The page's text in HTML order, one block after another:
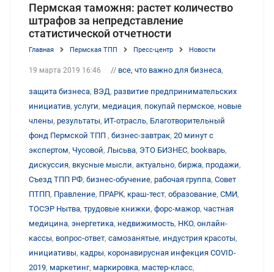
Пермская таможня: растет количество
штрафов за непредставление
статистической отчетности
Главная Пермская ТПП Пресс-центр Новости
19 марта 2019 16:46 // все, что важно для бизнеса,
защита бизнеса, ВЭД, развитие предпринимательских
инициатив, услуги, медиация, покупай пермское, новые
члены, результаты, ИТ-отрасль, Благотворительный
фонд Пермской ТПП , бизнес-завтрак, 20 минут с
экспертом, Чусовой, Лысьва, ЭТО БИЗНЕС, bookварь,
дискуссия, вкусные мысли, актуально, биржа, продажи,
Съезд ТПП РФ, бизнес-обучение, рабочая группа, Совет
ПТПП, Правление, ПРАРК, краш-тест, образование, СМИ,
ТОСЭР Нытва, трудовые книжки, форс-мажор, частная
медицина, энергетика, недвижимость, НКО, онлайн-
кассы, вопрос-ответ, самозанятые, индустрия красоты,
инициативы, кадры, коронавирусная инфекция COVID-
2019, маркетинг, маркировка, мастер-класс,